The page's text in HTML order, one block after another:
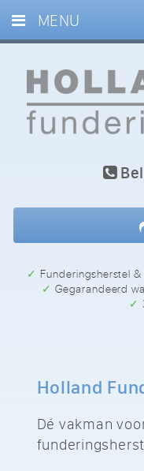
Bel
✓ Funderingsherstel
✓ Gegarandeerd
MENU
DIENSTEN
PROJECTEN
Holland
Dé vakman